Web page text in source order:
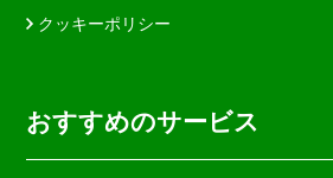
クッキーポリシー
おすすめのサービス